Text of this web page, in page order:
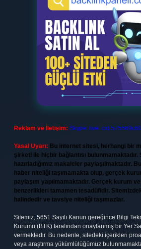
Reklam ve İletişim: Skype:
Yasal Uyarı: Bu internet sitesi, herhangi bir
şirketi ile hiçbir bağlantısı bulunmamaktadır.
hazırladığımız makaleler paylaşılmaktadır.
haber niteliği taşımamakta olup, gerçek
paylaşım yapılmamaktadır. Gerçek kurum
benzerlikleri tamamen tesadüfidir.
halindedir ve tavsiye niteliği taşımazlar.
Sitemiz, 5651 Sayılı Kanun gereğince Bilgi
Kurumu (BTK) tarafından onaylanmış bir Yer
vermektedir. Bu nedenle, sitedeki içerikleri
veya araştırma yükümlülüğümüz